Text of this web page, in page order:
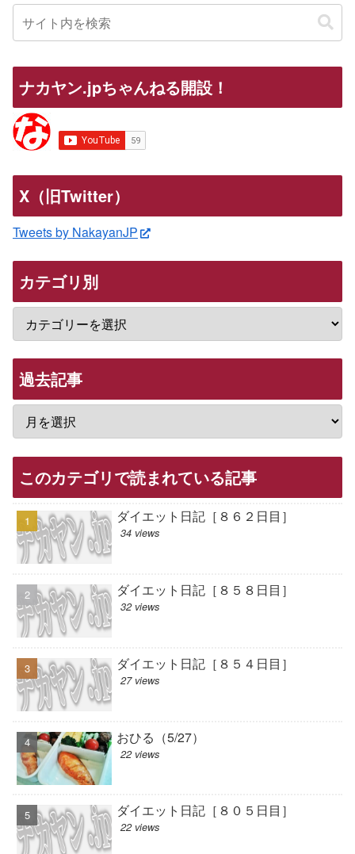
ナカヤン.jpちゃんねる開設！
X（旧Twitter）
Tweets by NakayanJP
カテゴリ別
過去記事
このカテゴリで読まれている記事
ダイエット日記［８６２日目］
34 views
ダイエット日記［８５８日目］
32 views
ダイエット日記［８５４日目］
27 views
おひる（5/27）
22 views
ダイエット日記［８０５日目］
22 views